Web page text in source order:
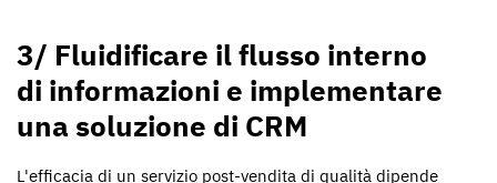
3/ Fluidificare il flusso interno
di informazioni e implementare
una soluzione di CRM
L'efficacia di un servizio post-vendita di qualità dipende